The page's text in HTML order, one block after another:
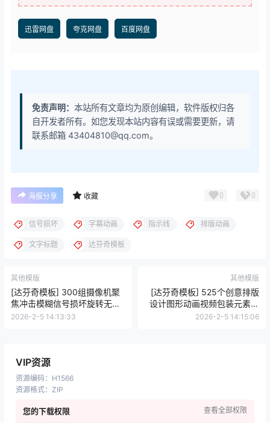
迅雷网盘 夸克网盘 百度网盘
免责声明： 本站所有文章均为原创编辑，软件版权归各
自开发者所有。如您发现本站内容有误或需要更新，请
联系邮箱 43404810@qq.com。
海报分享 收藏 0 0
信号损坏 字幕动画 指示线 排版动画
文字标题 达芬奇模板
其他模版
[达芬奇模板] 300组摄像机聚
焦冲击模糊信号损坏旋转无缝
视频转场预设
2026-2-5 14:13:33
其他模版
[达芬奇模板] 525个创意排版
设计图形动画视频包装元素包
The Ultimate Graphics Pack
2026-2-5 14:15:06
VIP资源
资源编码： H1566
资源格式： ZIP
您的下载权限 查看全部权限